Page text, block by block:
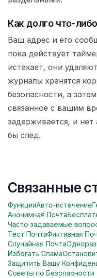
Как долго что-
Ваш адрес и его
пока действует
истекает, они
журналы хранятся
безопасности, а
связанное с вашим
задерживается, и нет
бы след.
Связанные
ФункцииАвто-истечение
Анонимная Почта
Часто задаваемые
Тест ПочтаФиктивная
Случайная Почта
Избегать Спама
Защитить Вашу
Советы по Безопасности